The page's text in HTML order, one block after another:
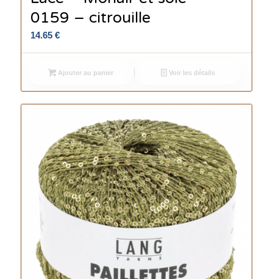
0159 – citrouille
14.65 €
Ajouter au panier Voir les détails